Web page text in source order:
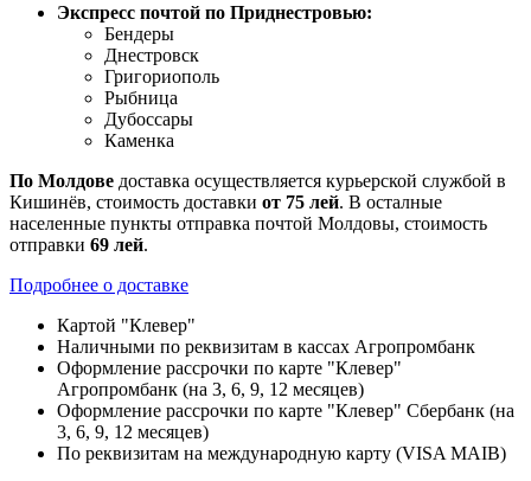
Экспресс почтой по Приднестровью:
Бендеры
Днестровск
Григориополь
Рыбница
Дубоссары
Каменка
По Молдове доставка осуществляется курьерской службой в
Кишинёв, стоимость доставки от 75 лей. В осталные
населенные пункты отправка почтой Молдовы, стоимость
отправки 69 лей.
Подробнее о доставке
Картой "Клевер"
Наличными по реквизитам в кассах Агропромбанк
Оформление рассрочки по карте "Клевер"
Агропромбанк (на 3, 6, 9, 12 месяцев)
Оформление рассрочки по карте "Клевер" Сбербанк (на
3, 6, 9, 12 месяцев)
По реквизитам на международную карту (VISA MAIB)